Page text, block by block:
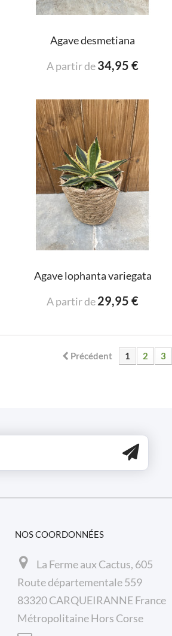
Agave desmetiana
A partir de34,95 €
Agave lophanta variegata
A partir de29,95 €
Précédent 1 2 3
NOS COORDONNÉES
La Ferme aux Cactus, 605
Route départementale 559
83320 CARQUEIRANNE France
Métropolitaine Hors Corse